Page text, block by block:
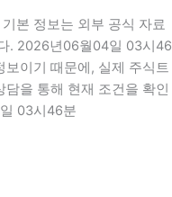
본 정보는 외부 공식 자료
. 2026년06월04일 03시46
이기 때문에, 실제 주식트
을 통해 현재 조건을 확인
03시46분